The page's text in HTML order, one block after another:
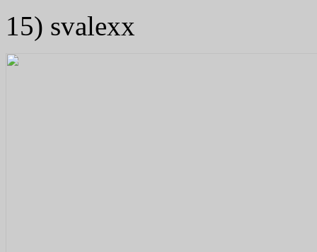
15) svalexx